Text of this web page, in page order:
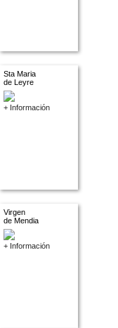
Sta Maria
de Leyre
+ Información
Virgen
de Mendia
+ Información